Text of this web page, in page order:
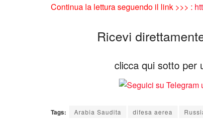
Continua la lettura seguendo il link >>> :
Ricevi
clicca qui sotto per
Tags: Arabia Saudita difesa aerea